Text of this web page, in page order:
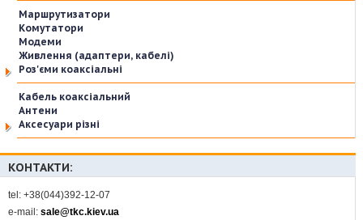
Маршрутизатори
Комутатори
Модеми
Живлення (адаптери, кабелі)
Роз'єми коаксіальні
Кабель коаксіальний
Антени
Аксесуари різні
КОНТАКТИ:
tel: +38(044)392-12-07
e-mail: sale@tkc.kiev.ua